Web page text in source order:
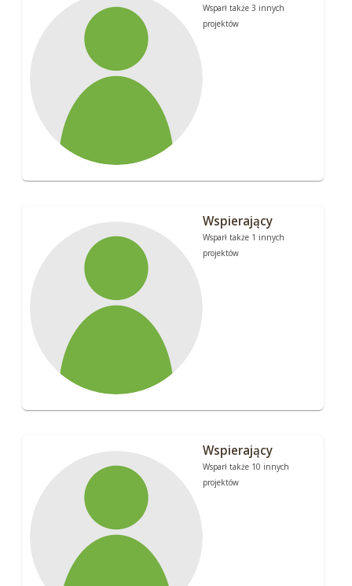
Wsparł także 3 innych
projektów
Wspierający
Wsparł także 1 innych
projektów
Wspierający
Wsparł także 10 innych
projektów